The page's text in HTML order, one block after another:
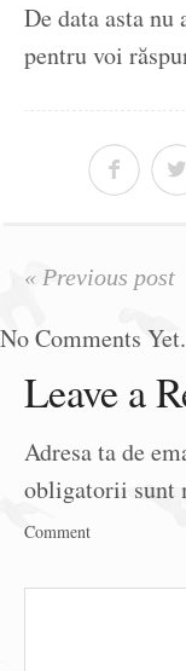
De data asta
pentru voi
« Previous post
No Comments Yet.
Leave a
Adresa ta de
obligatorii sunt
Comment